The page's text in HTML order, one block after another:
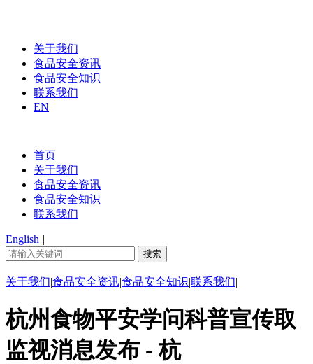
关于我们
食品安全资讯
食品安全知识
联系我们
EN
首页
关于我们
食品安全资讯
食品安全知识
联系我们
English |
关于我们|食品安全资讯|食品安全知识|联系我们|
杭州食物平安学问科普宣传取
监视消息发布 - 杭